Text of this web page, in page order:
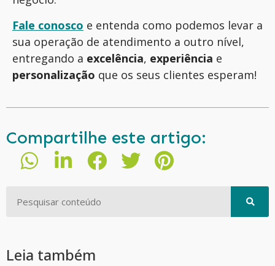
Fale conosco e entenda como podemos levar a
sua operação de atendimento a outro nível,
entregando a excelência, experiência e
personalização que os seus clientes esperam!
Compartilhe este artigo:
Leia também